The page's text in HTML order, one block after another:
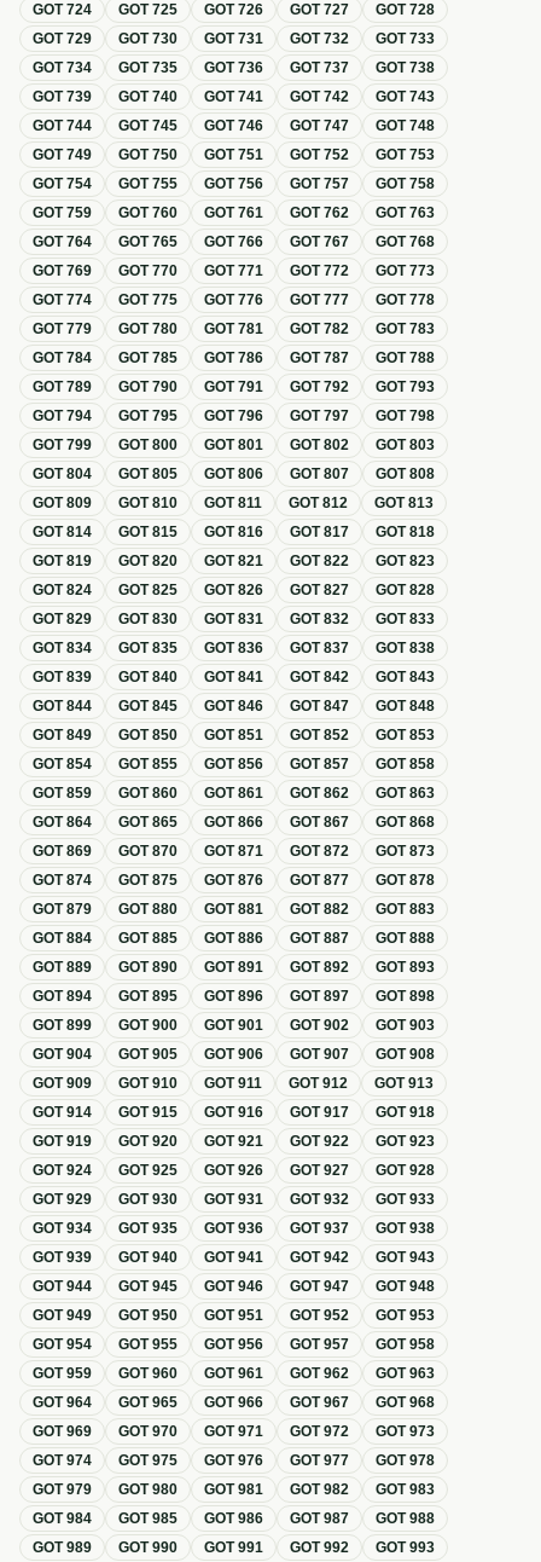
GOT724 GOT725 GOT726 GOT727 GOT728
GOT729 GOT730 GOT731 GOT732 GOT733
GOT734 GOT735 GOT736 GOT737 GOT738
GOT739 GOT740 GOT741 GOT742 GOT743
GOT744 GOT745 GOT746 GOT747 GOT748
GOT749 GOT750 GOT751 GOT752 GOT753
GOT754 GOT755 GOT756 GOT757 GOT758
GOT759 GOT760 GOT761 GOT762 GOT763
GOT764 GOT765 GOT766 GOT767 GOT768
GOT769 GOT770 GOT771 GOT772 GOT773
GOT774 GOT775 GOT776 GOT777 GOT778
GOT779 GOT780 GOT781 GOT782 GOT783
GOT784 GOT785 GOT786 GOT787 GOT788
GOT789 GOT790 GOT791 GOT792 GOT793
GOT794 GOT795 GOT796 GOT797 GOT798
GOT799 GOT800 GOT801 GOT802 GOT803
GOT804 GOT805 GOT806 GOT807 GOT808
GOT809 GOT810 GOT811 GOT812 GOT813
GOT814 GOT815 GOT816 GOT817 GOT818
GOT819 GOT820 GOT821 GOT822 GOT823
GOT824 GOT825 GOT826 GOT827 GOT828
GOT829 GOT830 GOT831 GOT832 GOT833
GOT834 GOT835 GOT836 GOT837 GOT838
GOT839 GOT840 GOT841 GOT842 GOT843
GOT844 GOT845 GOT846 GOT847 GOT848
GOT849 GOT850 GOT851 GOT852 GOT853
GOT854 GOT855 GOT856 GOT857 GOT858
GOT859 GOT860 GOT861 GOT862 GOT863
GOT864 GOT865 GOT866 GOT867 GOT868
GOT869 GOT870 GOT871 GOT872 GOT873
GOT874 GOT875 GOT876 GOT877 GOT878
GOT879 GOT880 GOT881 GOT882 GOT883
GOT884 GOT885 GOT886 GOT887 GOT888
GOT889 GOT890 GOT891 GOT892 GOT893
GOT894 GOT895 GOT896 GOT897 GOT898
GOT899 GOT900 GOT901 GOT902 GOT903
GOT904 GOT905 GOT906 GOT907 GOT908
GOT909 GOT910 GOT911 GOT912 GOT913
GOT914 GOT915 GOT916 GOT917 GOT918
GOT919 GOT920 GOT921 GOT922 GOT923
GOT924 GOT925 GOT926 GOT927 GOT928
GOT929 GOT930 GOT931 GOT932 GOT933
GOT934 GOT935 GOT936 GOT937 GOT938
GOT939 GOT940 GOT941 GOT942 GOT943
GOT944 GOT945 GOT946 GOT947 GOT948
GOT949 GOT950 GOT951 GOT952 GOT953
GOT954 GOT955 GOT956 GOT957 GOT958
GOT959 GOT960 GOT961 GOT962 GOT963
GOT964 GOT965 GOT966 GOT967 GOT968
GOT969 GOT970 GOT971 GOT972 GOT973
GOT974 GOT975 GOT976 GOT977 GOT978
GOT979 GOT980 GOT981 GOT982 GOT983
GOT984 GOT985 GOT986 GOT987 GOT988
GOT989 GOT990 GOT991 GOT992 GOT993